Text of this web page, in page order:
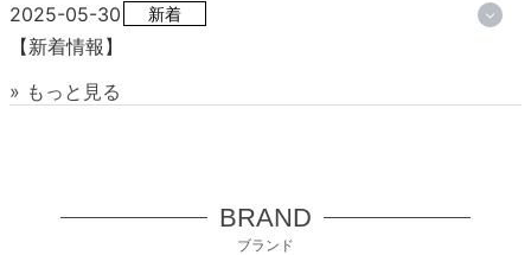
2025-05-30 新着
【新着情報】
» もっと見る
BRAND
ブランド